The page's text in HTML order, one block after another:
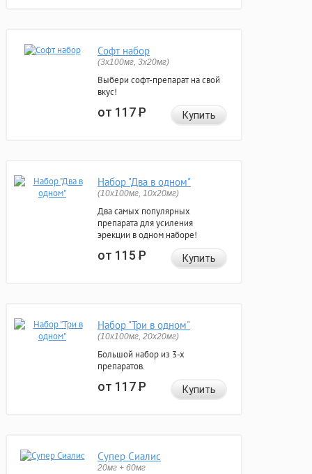
Софт набор
(3x100мг, 3x20мг)
Выбери софт-препарат на свой
вкус!
от 117Р Купить
Набор "Два в одном"
(10x100мг, 10x20мг)
Два самых популярных
препарата для усиления
эрекции в одном наборе!
от 115Р Купить
Набор "Три в одном"
(10x100мг, 20x20мг)
Большой набор из 3-х
препаратов.
от 117Р Купить
Супер Сиалис
20мг + 60мг